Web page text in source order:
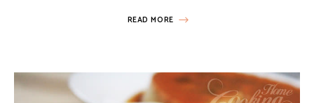
READ MORE